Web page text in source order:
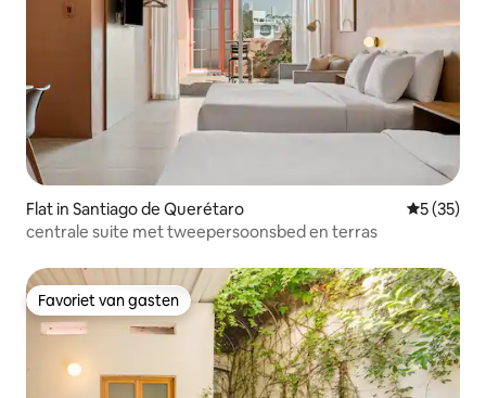
Flat in Santiago de Querétaro
5 (35)
centrale suite met tweepersoonsbed en terras
Favoriet van gasten
Favoriet van gasten